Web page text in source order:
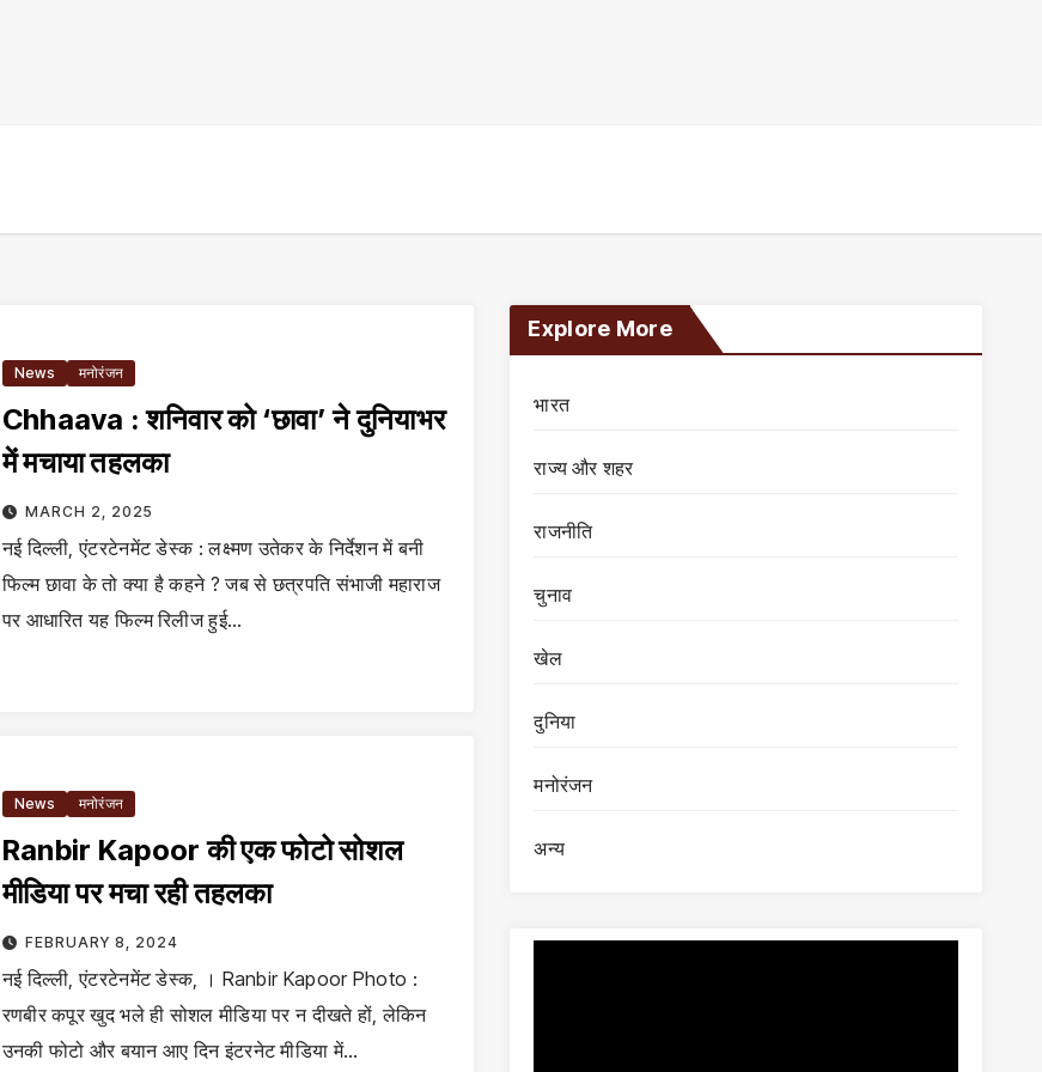
News मनोरंजन
Chhaava : शनिवार को ‘छावा’ ने दुनियाभर
में मचाया तहलका
MARCH 2, 2025
नई दिल्ली, एंटरटेनमेंट डेस्क : लक्ष्मण उतेकर के निर्देशन में बनी
फिल्म छावा के तो क्या है कहने ? जब से छत्रपति संभाजी महाराज
पर आधारित यह फिल्म रिलीज हुई…
News मनोरंजन
Ranbir Kapoor की एक फोटो सोशल
मीडिया पर मचा रही तहलका
FEBRUARY 8, 2024
नई दिल्ली, एंटरटेनमेंट डेस्क, । Ranbir Kapoor Photo :
रणबीर कपूर खुद भले ही सोशल मीडिया पर न दीखते हों, लेकिन
उनकी फोटो और बयान आए दिन इंटरनेट मीडिया में…
Explore More
भारत
राज्य और शहर
राजनीति
चुनाव
खेल
दुनिया
मनोरंजन
अन्य